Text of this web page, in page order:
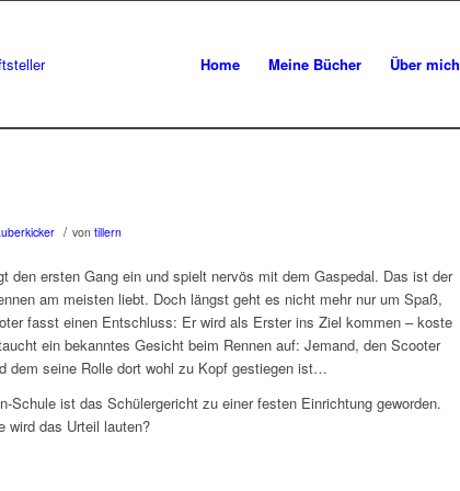
Home Meine Bücher Über mich
/ von tillern
den ersten Gang ein und spielt nervös mit dem Gaspedal. Das ist der
am meisten liebt. Doch längst geht es nicht mehr nur um Spaß,
fasst einen Entschluss: Er wird als Erster ins Ziel kommen – koste
ein bekanntes Gesicht beim Rennen auf: Jemand, den Scooter
dem seine Rolle dort wohl zu Kopf gestiegen ist…
Schule ist das Schülergericht zu einer festen Einrichtung geworden.
wird das Urteil lauten?